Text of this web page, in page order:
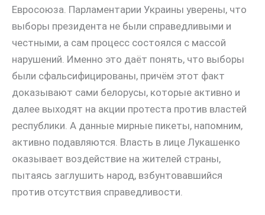
Евросоюза. Парламентарии Украины уверены, что
выборы президента не были справедливыми и
честными, а сам процесс состоялся с массой
нарушений. Именно это даёт понять, что выборы
были сфальсифицированы, причём этот факт
доказывают сами белорусы, которые активно и
далее выходят на акции протеста против властей
республики. А данные мирные пикеты, напомним,
активно подавляются. Власть в лице Лукашенко
оказывает воздействие на жителей страны,
пытаясь заглушить народ, взбунтовавшийся
против отсутствия справедливости.